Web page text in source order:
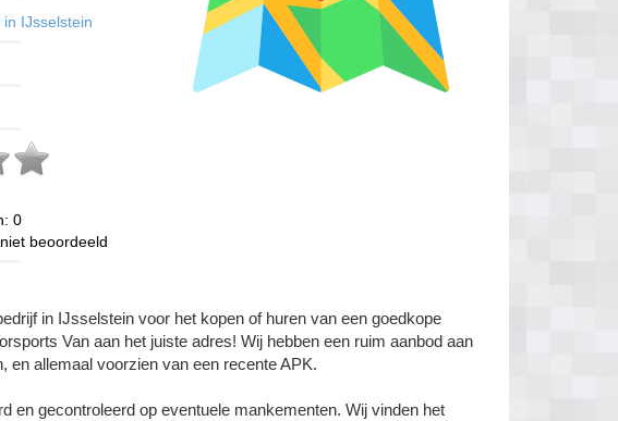
IJsselstein
0
beoordeeld
in IJsselstein voor het kopen of huren van een goedkope
Van aan het juiste adres! Wij hebben een ruim aanbod aan
allemaal voorzien van een recente APK.
en gecontroleerd op eventuele mankementen. Wij vinden het